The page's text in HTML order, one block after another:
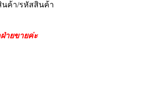
นค้า/รหัสสินค้า
ายขายค่ะ